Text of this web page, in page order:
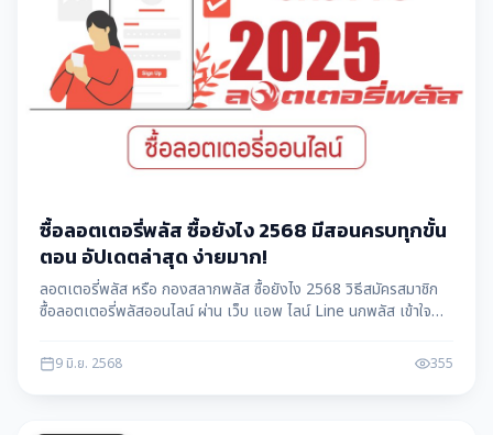
ซื้อลอตเตอรี่พลัส ซื้อยังไง 2568 มีสอนครบทุกขั้น
ตอน อัปเดตล่าสุด ง่ายมาก!
ลอตเตอรี่พลัส หรือ กองสลากพลัส ซื้อยังไง 2568 วิธีสมัครสมาชิก
ซื้อลอตเตอรี่พลัสออนไลน์ ผ่าน เว็บ แอพ ไลน์ Line นกพลัส เข้าใจ
maesotdata
9 มิ.ย. 2568 355